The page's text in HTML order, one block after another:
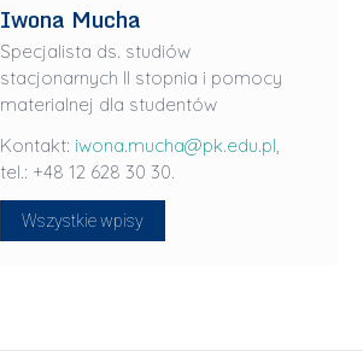
Iwona Mucha
Specjalista ds. studiów
stacjonarnych II stopnia i pomocy
materialnej dla studentów
Kontakt: iwona.mucha@pk.edu.pl,
tel.: +48 12 628 30 30.
Wszystkie wpisy